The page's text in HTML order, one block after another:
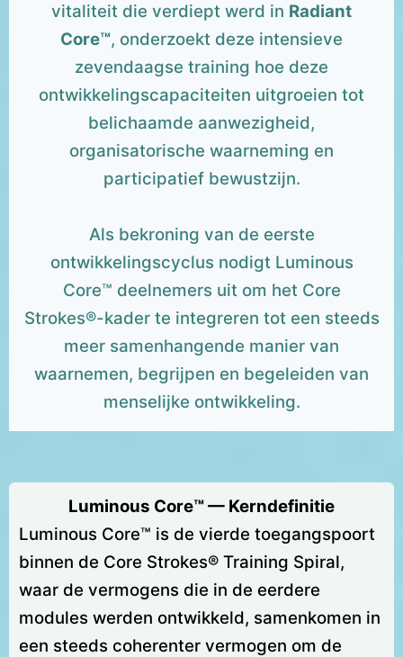
vitaliteit die verdiept werd in Radiant
Core™, onderzoekt deze intensieve
zevendaagse training hoe deze
ontwikkelingscapaciteiten uitgroeien tot
belichaamde aanwezigheid,
organisatorische waarneming en
participatief bewustzijn.
Als bekroning van de eerste
ontwikkelingscyclus nodigt Luminous
Core™ deelnemers uit om het Core
Strokes®-kader te integreren tot een steeds
meer samenhangende manier van
waarnemen, begrijpen en begeleiden van
menselijke ontwikkeling.
Luminous Core™ — Kerndefinitie
Luminous Core™ is de vierde toegangspoort
binnen de Core Strokes® Training Spiral,
waar de vermogens die in de eerdere
modules werden ontwikkeld, samenkomen in
een steeds coherenter vermogen om de